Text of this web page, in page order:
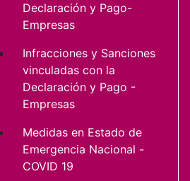
Declaración y Pago-
Empresas
Infracciones y Sanciones
vinculadas con la
Declaración y Pago -
Empresas
Medidas en Estado de
Emergencia Nacional -
COVID 19